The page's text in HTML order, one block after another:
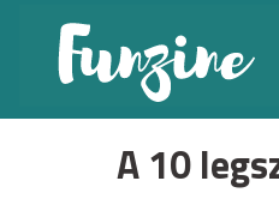
A 10